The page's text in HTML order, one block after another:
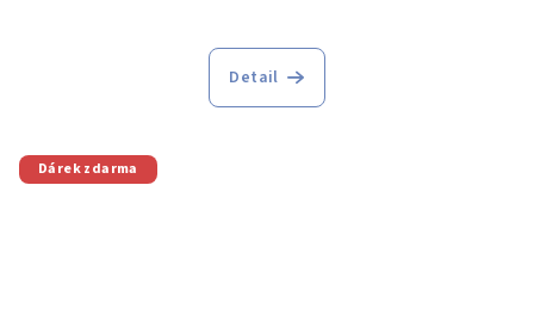
Detail
Dárek zdarma